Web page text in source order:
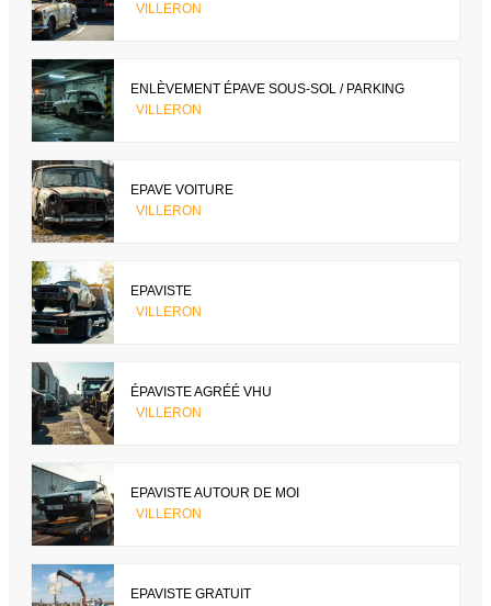
VILLERON
ENLÈVEMENT ÉPAVE SOUS-SOL / PARKING
VILLERON
EPAVE VOITURE
VILLERON
EPAVISTE
VILLERON
ÉPAVISTE AGRÉÉ VHU
VILLERON
EPAVISTE AUTOUR DE MOI
VILLERON
EPAVISTE GRATUIT